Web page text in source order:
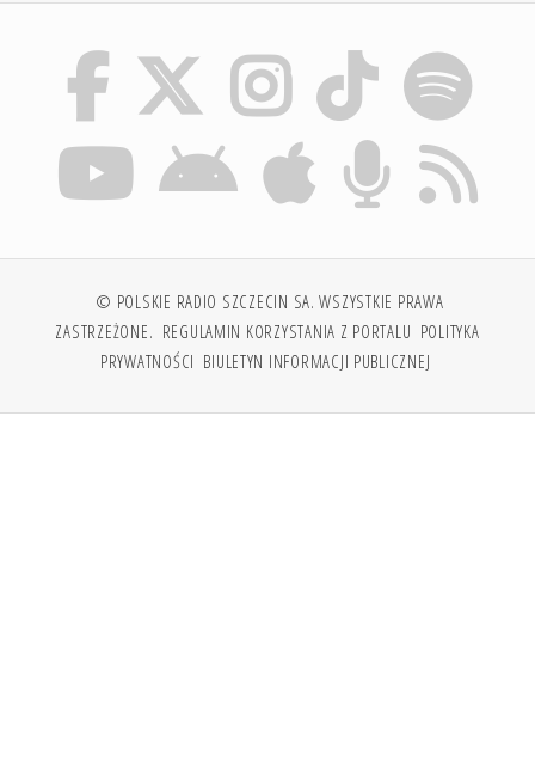
© POLSKIE RADIO SZCZECIN SA. WSZYSTKIE PRAWA
ZASTRZEŻONE. REGULAMIN KORZYSTANIA Z PORTALU POLITYKA
PRYWATNOŚCI BIULETYN INFORMACJI PUBLICZNEJ